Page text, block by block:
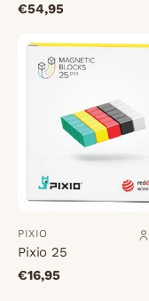
€54,95
PIXIO
Pixio 25
€16,95